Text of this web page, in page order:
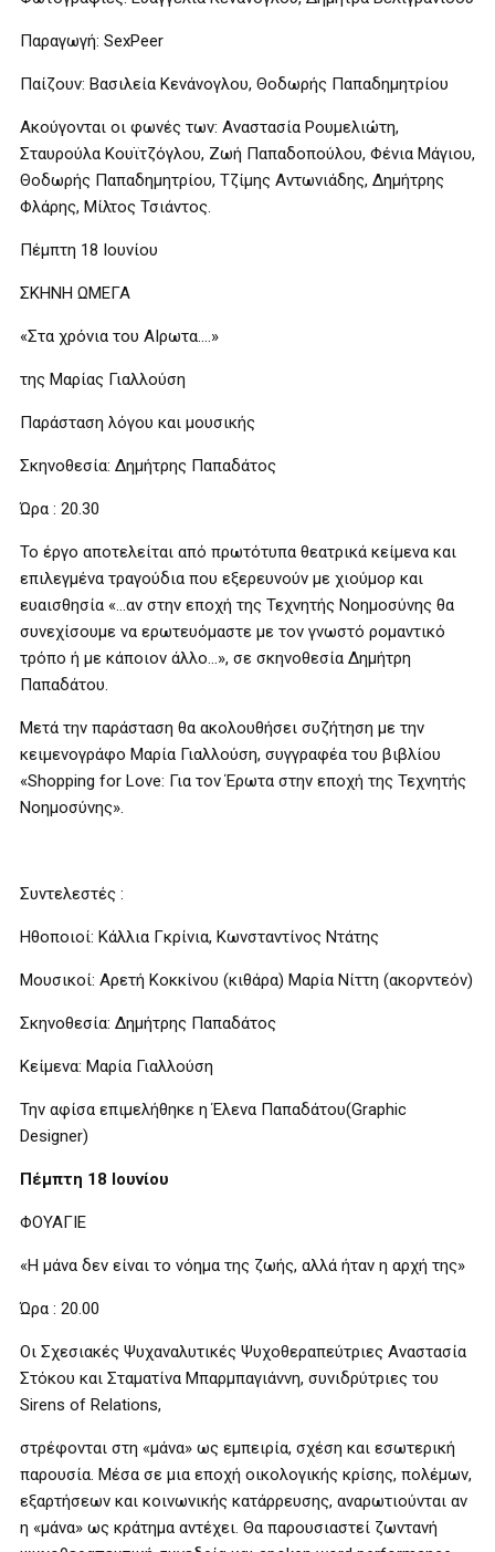
Παραγωγή: SexPeer
Παίζουν: Βασιλεία Κενάνογλου, Θοδωρής Παπαδημητρίου
Ακούγονται οι φωνές των: Αναστασία Ρουμελιώτη,
Σταυρούλα Κουϊτζόγλου, Ζωή Παπαδοπούλου, Φένια Μάγιου,
Θοδωρής Παπαδημητρίου, Τζίμης Αντωνιάδης, Δημήτρης
Φλάρης, Μίλτος Τσιάντος.
Πέμπτη 18 Ιουνίου
ΣΚΗΝΗ ΩΜΕΓΑ
«Στα χρόνια του ΑΙρωτα….»
της Μαρίας Γιαλλούση
Παράσταση λόγου και μουσικής
Σκηνοθεσία: Δημήτρης Παπαδάτος
Ώρα : 20.30
Το έργο αποτελείται από πρωτότυπα θεατρικά κείμενα και
επιλεγμένα τραγούδια που εξερευνούν με χιούμορ και
ευαισθησία «…αν στην εποχή της Τεχνητής Νοημοσύνης θα
συνεχίσουμε να ερωτευόμαστε με τον γνωστό ρομαντικό
τρόπο ή με κάποιον άλλο…», σε σκηνοθεσία Δημήτρη
Παπαδάτου.
Mετά την παράσταση θα ακολουθήσει συζήτηση με την
κειμενογράφο Μαρία Γιαλλούση, συγγραφέα του βιβλίου
«Shopping for Love: Για τον Έρωτα στην εποχή της Τεχνητής
Νοημοσύνης».
Συντελεστές :
Ηθοποιοί: Κάλλια Γκρίνια, Κωνσταντίνος Ντάτης
Μουσικοί: Αρετή Κοκκίνου (κιθάρα) Μαρία Νίττη (ακορντεόν)
Σκηνοθεσία: Δημήτρης Παπαδάτος
Κείμενα: Μαρία Γιαλλούση
Την αφίσα επιμελήθηκε η Έλενα Παπαδάτου(Graphic
Designer)
Πέμπτη 18 Ιουνίου
ΦΟΥΑΓΙΕ
«Η μάνα δεν είναι το νόημα της ζωής, αλλά ήταν η αρχή της»
Ώρα : 20.00
Οι Σχεσιακές Ψυχαναλυτικές Ψυχοθεραπεύτριες Αναστασία
Στόκου και Σταματίνα Μπαρμπαγιάννη, συνιδρύτριες του
Sirens of Relations,
στρέφονται στη «μάνα» ως εμπειρία, σχέση και εσωτερική
παρουσία. Μέσα σε μια εποχή οικολογικής κρίσης, πολέμων,
εξαρτήσεων και κοινωνικής κατάρρευσης, αναρωτιούνται αν
η «μάνα» ως κράτημα αντέχει. Θα παρουσιαστεί ζωντανή